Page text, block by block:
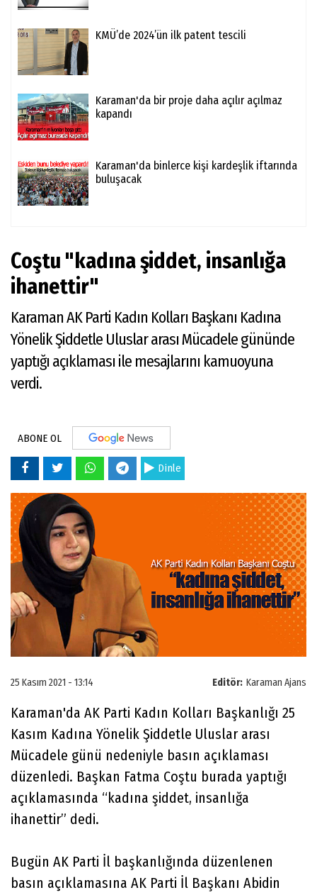
KMÜ’de 2024’ün ilk patent tescili
Karaman'da bir proje daha açılır açılmaz
kapandı
Karaman'da binlerce kişi kardeşlik iftarında
buluşacak
Coştu "kadına şiddet, insanlığa
ihanettir"
Karaman AK Parti Kadın Kolları Başkanı Kadına
Yönelik Şiddetle Uluslar arası Mücadele gününde
yaptığı açıklaması ile mesajlarını kamuoyuna
verdi.
ABONE OL
Dinle
Editör: Karaman Ajans
25 Kasım 2021 - 13:14
Karaman'da AK Parti Kadın Kolları Başkanlığı 25
Kasım Kadına Yönelik Şiddetle Uluslar arası
Mücadele günü nedeniyle basın açıklaması
düzenledi. Başkan Fatma Coştu burada yaptığı
açıklamasında “kadına şiddet, insanlığa
ihanettir” dedi.
Bugün AK Parti İl başkanlığında düzenlenen
basın açıklamasına AK Parti İl Başkanı Abidin